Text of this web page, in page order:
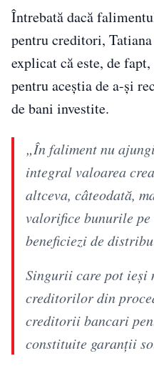
Întrebată dacă
pentru creditori,
explicat că este, de
pentru aceștia de a-și
de bani investite.
„În faliment nu
integral valoarea
altceva, câteodată,
valorifice bunurile
beneficiezi de
Singurii care pot
creditorilor din
creditorii bancari
constituite garanții